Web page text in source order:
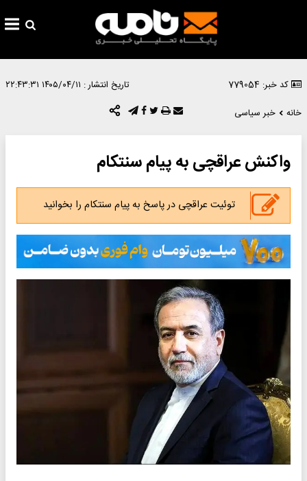
کد خبر: 779054 تاریخ انتشار : ۱۴۰۵/۰۴/۱۱ ۲۲:۴۳:۳۱
خانه
خبر سیاسی
واکنش عراقچی به پیام سنتکام
توئیت عراقچی در پاسخ به پیام سنتکام را بخوانید